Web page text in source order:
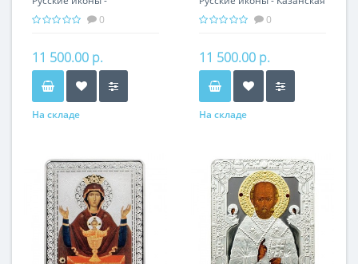
Владимирская икона
25.00 гр - православный
подарок
0
11 500.00 р.
На складе
икона Божьей Матери
православный подарок
0
11 500.00 р.
На складе